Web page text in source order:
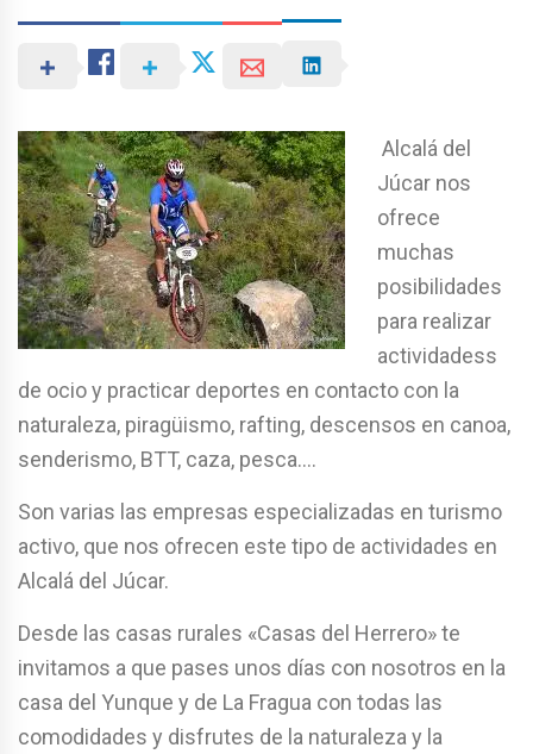
Alcalá del
Júcar nos
ofrece
muchas
posibilidades
para realizar
actividadess
de ocio y practicar deportes en contacto con la
naturaleza, piragüismo, rafting, descensos en canoa,
senderismo, BTT, caza, pesca….
Son varias las empresas especializadas en turismo
activo, que nos ofrecen este tipo de actividades en
Alcalá del Júcar.
Desde las casas rurales «Casas del Herrero» te
invitamos a que pases unos días con nosotros en la
casa del Yunque y de La Fragua con todas las
comodidades y disfrutes de la naturaleza y la